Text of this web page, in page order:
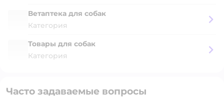
Ветаптека для собак
Категория
Товары для собак
Категория
Часто задаваемые вопросы